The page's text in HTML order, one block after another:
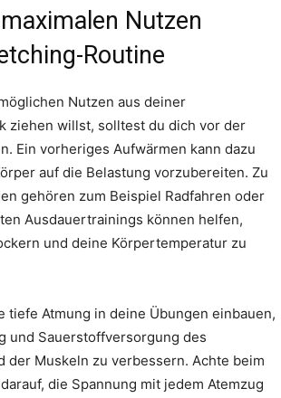
Nutzen
Routine
Nutzen aus deiner
ziehen willst, solltest du dich vor der
Ein vorheriges Aufwärmen kann dazu
auf die Belastung vorzubereiten. Zu
gehören zum Beispiel Radfahren oder
Ausdauertrainings können helfen,
und deine Körpertemperatur zu
tiefe Atmung in deine Übungen einbauen,
und Sauerstoffversorgung des
der Muskeln zu verbessern. Achte beim
die Spannung mit jedem Atemzug